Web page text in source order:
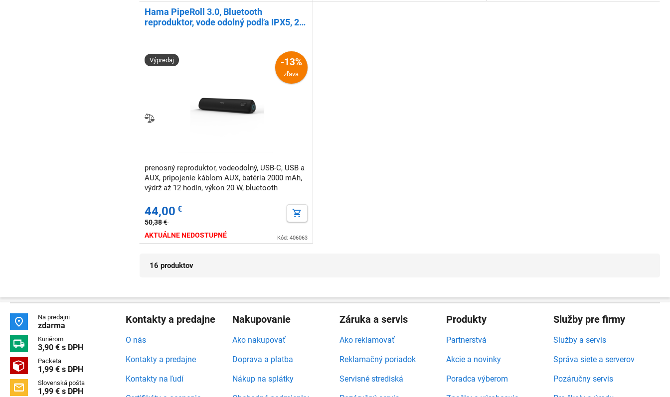
Hama PipeRoll 3.0, Bluetooth
reproduktor, vode odolný podľa IPX5, 20
Výpredaj -13%
zľava
prenosný reproduktor, vodeodolný, USB-C, USB a
AUX, pripojenie káblom AUX, batéria 2000 mAh,
výdrž až 12 hodín, výkon 20 W, bluetooth
44,00 €
50,38€
Kód: 406063
AKTUÁLNE NEDOSTUPNÉ
16 produktov
 Na predajni
zdarma
 Kuriérom
3,90 € s DPH
 Packeta
1,99 € s DPH
 Slovenská pošta
1,99 € s DPH
Kontakty a predajne
O nás
Kontakty a predajne
Kontakty na ľudí
Nakupovanie
Ako nakupovať
Doprava a platba
Nákup na splátky
Záruka a servis
Ako reklamovať
Reklamačný poriadok
Servisné strediská
Produkty
Partnerstvá
Akcie a novinky
Poradca výberom
Služby pre firmy
Služby a servis
Správa siete a serverov
Pozáručny servis